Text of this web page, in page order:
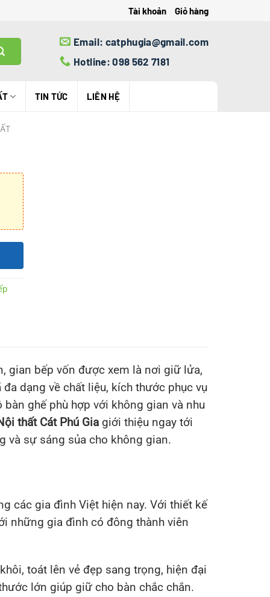
Tài khoản Giỏ hàng
Email: catphugia@gmail.com
Hotline: 098 562 7181
TIN TỨC LIÊN HỆ
gian bếp vốn được xem là nơi giữ lửa,
đa dạng về chất liệu, kích thước phục vụ
ghế phù hợp với không gian và nhu
thất Cát Phú Gia giới thiệu ngay tới
và sự sáng sủa cho không gian.
các gia đình Việt hiện nay. Với thiết kế
những gia đình có đông thành viên
toát lên vẻ đẹp sang trọng, hiện đại
lớn giúp giữ cho bàn chắc chắn.